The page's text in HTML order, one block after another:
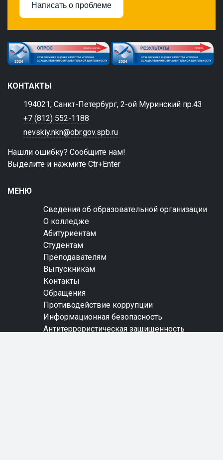
Написать о проблеме
КОНТАКТЫ
194021, Санкт-Петербург, 2-ой Муринский пр.43
+7 (812) 552-1188
nevskiy.nkn@obr.gov.spb.ru
Нашли ошибку? Сообщите нам!
Выделите и нажмите Ctr+Enter
МЕНЮ
Сведения об образовательной организации
О колледже
Абитуриентам
Студентам
Преподавателям
Выпускникам
Контакты
Обращения
Противодействие коррупции
Информационная безопасность
Антитеррористическая защищенность